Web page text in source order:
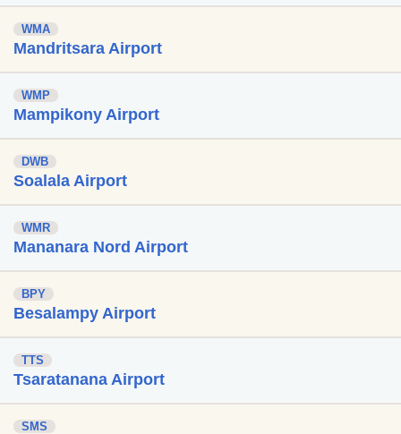
WMA
Mandritsara Airport
WMP
Mampikony Airport
DWB
Soalala Airport
WMR
Mananara Nord Airport
BPY
Besalampy Airport
TTS
Tsaratanana Airport
SMS